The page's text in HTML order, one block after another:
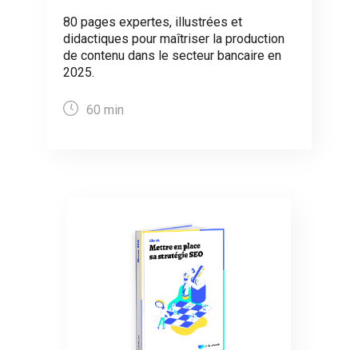
80 pages expertes, illustrées et
didactiques pour maîtriser la production
de contenu dans le secteur bancaire en
2025.
60 min